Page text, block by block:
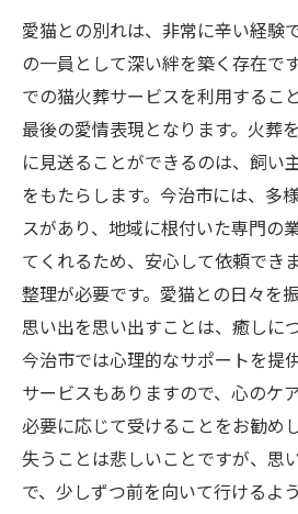
愛猫との別れは、非常に辛い経験
の一員として深い絆を築く存在で
での猫火葬サービスを利用するこ
最後の愛情表現となります。火葬
に見送ることができるのは、飼い
をもたらします。今治市には、多
スがあり、地域に根付いた専門の
てくれるため、安心して依頼でき
整理が必要です。愛猫との日々を
思い出を思い出すことは、癒しに
今治市では心理的なサポートを提
サービスもありますので、心のケ
必要に応じて受けることをお勧め
失うことは悲しいことですが、思
で、少しずつ前を向いて行けるよ